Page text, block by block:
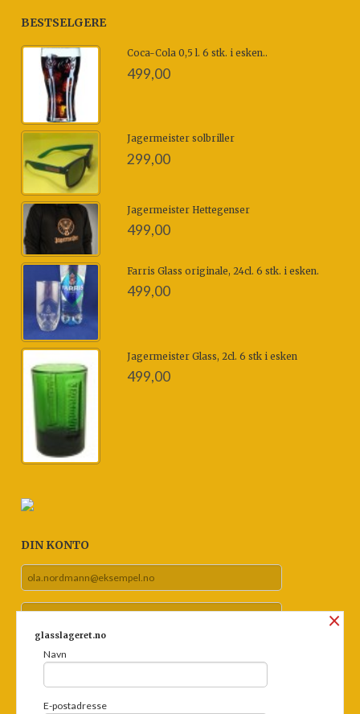
BESTSELGERE
Coca-Cola 0,5 l. 6 stk. i esken..
499,00
Jagermeister solbriller
299,00
Jagermeister Hettegenser
499,00
Farris Glass originale, 24cl. 6 stk. i esken.
499,00
Jagermeister Glass, 2cl. 6 stk i esken
499,00
DIN KONTO
×
glasslageret.no
Navn
E-postadresse